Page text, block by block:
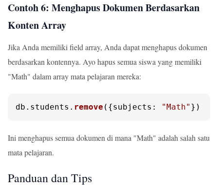
Contoh 6: Menghapus Dokumen Berdasarkan
Konten Array
Jika Anda memiliki field array, Anda dapat menghapus dokumen
berdasarkan kontennya. Ayo hapus semua siswa yang memiliki
"Math" dalam array mata pelajaran mereka:
db. students . remove ({subjects : "Math" })
Ini menghapus semua dokumen di mana "Math" adalah salah satu
mata pelajaran.
Panduan dan Tips